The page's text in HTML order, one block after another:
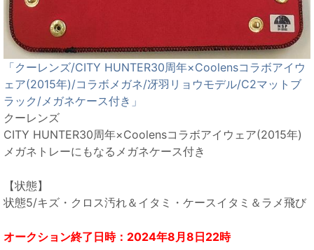
「クーレンズ/CITY HUNTER30周年×Coolensコラボアイウ
ェア(2015年)/コラボメガネ/冴羽リョウモデル/C2マットブ
ラック/メガネケース付き」
クーレンズ
CITY HUNTER30周年×Coolensコラボアイウェア(2015年)
メガネトレーにもなるメガネケース付き
【状態】
状態5/キズ・クロス汚れ＆イタミ・ケースイタミ＆ラメ飛び
オークション終了日時：2024年8月8日22時